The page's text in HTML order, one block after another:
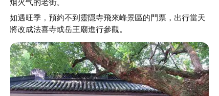
如遇旺季，預約不到靈隱寺飛來峰景區的門票，出行當天
將改成法喜寺或岳王廟進行參觀。